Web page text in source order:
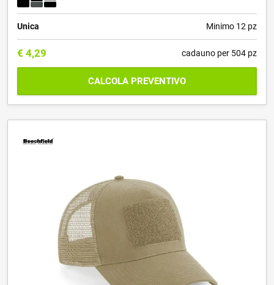
Unica Minimo 12 pz
€ 4,29 cadauno per 504 pz
CALCOLA PREVENTIVO